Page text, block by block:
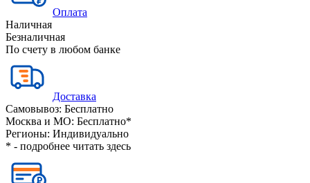
Оплата
Наличная
Безналичная
По счету в любом банке
Доставка
Самовывоз: Бесплатно
Москва и МО: Бесплатно*
Регионы: Индивидуально
* - подробнее читать здесь